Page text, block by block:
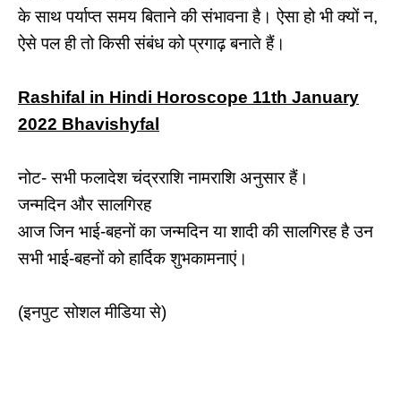
के साथ पर्याप्त समय बिताने की संभावना है। ऐसा हो भी क्यों न,
ऐसे पल ही तो किसी संबंध को प्रगाढ़ बनाते हैं।
Rashifal in Hindi Horoscope 11th January
2022 Bhavishyfal
नोट- सभी फलादेश चंद्रराशि नामराशि अनुसार हैं।
जन्मदिन और सालगिरह
आज जिन भाई-बहनों का जन्मदिन या शादी की सालगिरह है उन
सभी भाई-बहनों को हार्दिक शुभकामनाएं।
(इनपुट सोशल मीडिया से)